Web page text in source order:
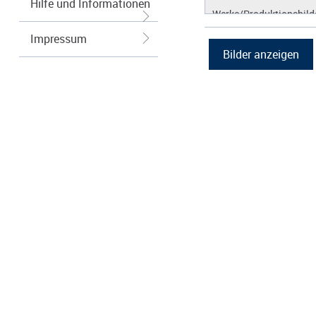
Hilfe und Informationen
Impressum
Werke/
Grafiken